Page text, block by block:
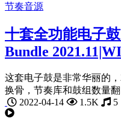
节奏音源
十套全功能电子
Bundle
这套电子鼓是非常华丽的
换骨，节奏库和鼓组数量
2022-04-14
1.5K 5